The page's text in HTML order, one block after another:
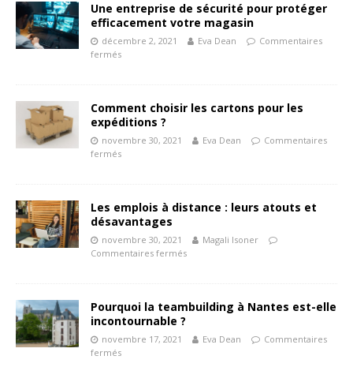
Une entreprise de sécurité pour protéger
efficacement votre magasin
décembre 2, 2021 Eva Dean
Commentaires
fermés
Comment choisir les cartons pour les
expéditions ?
novembre 30, 2021 Eva Dean
Commentaires
fermés
Les emplois à distance : leurs atouts et
désavantages
novembre 30, 2021
Magali Isoner
Commentaires fermés
Pourquoi la teambuilding à Nantes est-elle
incontournable ?
novembre 17, 2021 Eva Dean
Commentaires
fermés